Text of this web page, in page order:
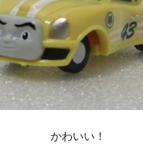
かわいい！